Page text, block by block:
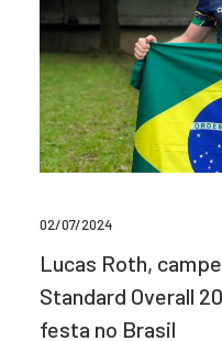
02/07/2024
Lucas Roth,
Standard Overall
festa no Brasil